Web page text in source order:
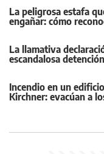
La peligrosa estafa
engañar: cómo
La llamativa
escandalosa
Incendio en un
Kirchner: evacúan a